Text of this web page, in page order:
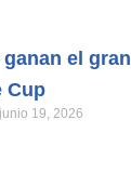
el
Cup
junio 19, 2026